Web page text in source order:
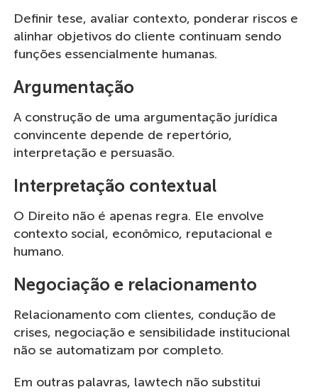
Definir tese, avaliar contexto, ponderar riscos e
alinhar objetivos do cliente continuam sendo
funções essencialmente humanas.
Argumentação
A construção de uma argumentação jurídica
convincente depende de repertório,
interpretação e persuasão.
Interpretação contextual
O Direito não é apenas regra. Ele envolve
contexto social, econômico, reputacional e
humano.
Negociação e relacionamento
Relacionamento com clientes, condução de
crises, negociação e sensibilidade institucional
não se automatizam por completo.
Em outras palavras, lawtech não substitui